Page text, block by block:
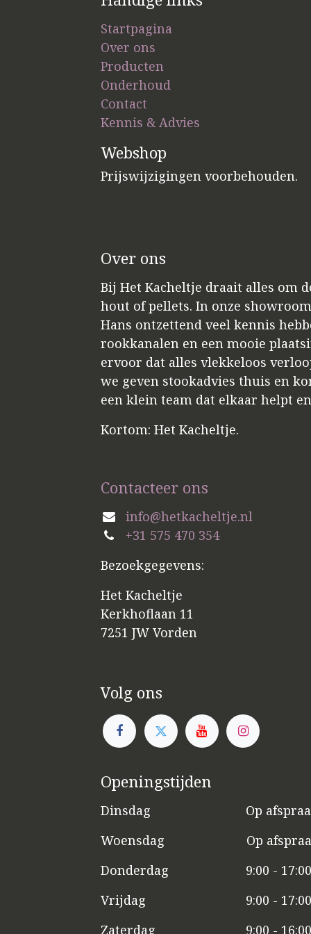
Startpagina
Over ons
Producten
Onderhoud
Contact
Kennis & Advies
Webshop
Prijswijzigingen voorbehouden.
Over ons
Bij Het Kacheltje draait alles om
hout of pellets. In onze
Hans ontzettend veel kennis
rookkanalen en een mooie
ervoor dat alles vlekkeloos
we geven stookadvies thuis en
een klein team dat elkaar helpt
Kortom: Het Kacheltje.
Contacteer ons
info@hetkacheltje.nl
+31 575 470 354
Bezoekgegevens:
Het Kacheltje
Kerkhoflaan 11
7251 JW Vorden
Volg ons
Openingstijden
Dinsdag
​​Op
Woensdag
​Op
Donderdag
9:00 -
Vrijdag
​9:00 - 17:00
Zaterdag
​9:00 -